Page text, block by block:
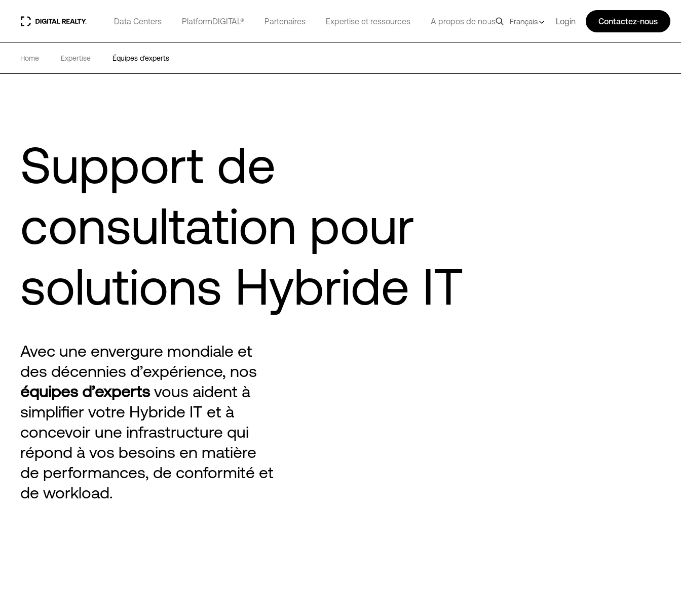
Data Centers PlatformDIGITAL® Partenaires Expertise et ressources A propos de nous Français Login Contactez-nous
Home Expertise Équipes d’experts
Support de
consultation pour
solutions Hybride IT
Avec une envergure mondiale et
des décennies d’expérience, nos
équipes d’expertsvous aident à
simplifier votre Hybride IT et à
concevoir une infrastructure qui
répond à vos besoins en matière
de performances, de conformité et
de workload.